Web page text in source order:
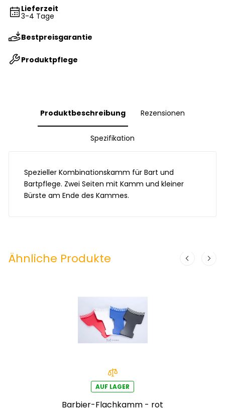
Lieferzeit
3-4 Tage
Bestpreisgarantie
Produktpflege
Produktbeschreibung Rezensionen
Spezifikation
Spezieller Kombinationskamm für Bart und
Bartpflege. Zwei Seiten mit Kamm und kleiner
Bürste am Ende des Kammes.
Ähnliche Produkte
AUF LAGER
Barbier-Flachkamm - rot